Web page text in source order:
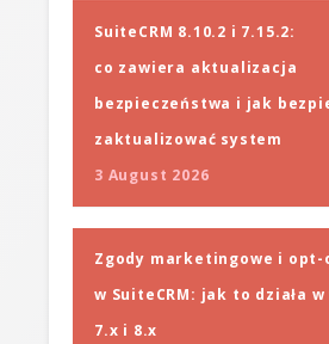
SuiteCRM 8.10.2 i 7.15.2:
co zawiera aktualizacja
bezpieczeństwa i jak
zaktualizować system
3 August 2026
Zgody marketingowe i opt-
w SuiteCRM: jak to działa
7.x i 8.x